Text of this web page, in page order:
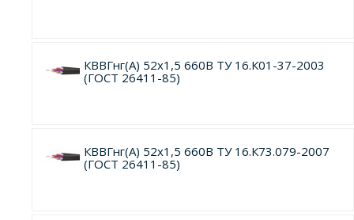
КВВГнг(А) 52х1,5 660В ТУ 16.К01-37-2003
(ГОСТ 26411-85)
КВВГнг(А) 52х1,5 660В ТУ 16.К73.079-2007
(ГОСТ 26411-85)